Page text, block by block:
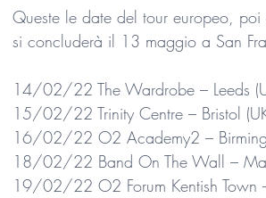
Queste le date del tour europeo,
si concluderà il 13 maggio a San
14/02/22 The Wardrobe – Leeds
15/02/22 Trinity Centre – Bristol
16/02/22 O2 Academy2 –
18/02/22 Band On The Wall –
19/02/22 O2 Forum Kentish Town